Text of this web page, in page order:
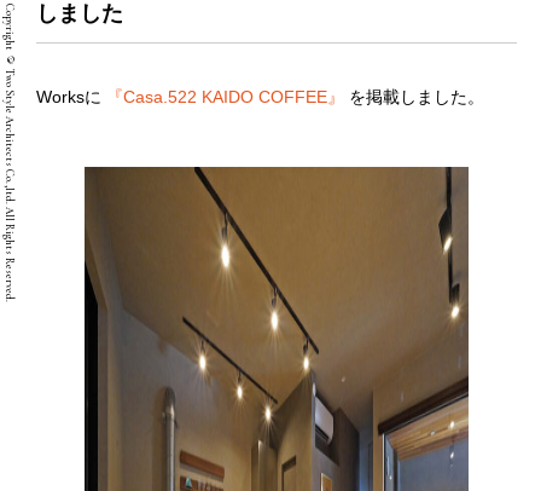
Copyright © Two Style Architects Co.,ltd. All Rights Reserved.
しました
Worksに 『Casa.522 KAIDO COFFEE』 を掲載しました。